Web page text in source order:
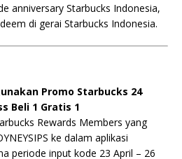
anniversary Starbucks Indonesia,
di gerai Starbucks Indonesia.
Promo Starbucks 24
Beli 1 Gratis 1
Rewards Members yang
ke dalam aplikasi
periode input kode 23 April – 26